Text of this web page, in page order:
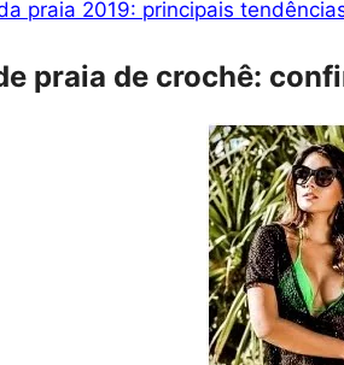
praia 2019: principais
praia de crochê: